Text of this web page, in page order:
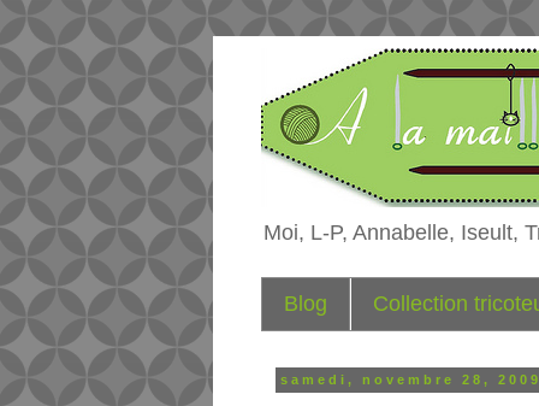
Moi, L-P, Annabelle, Iseult,
Blog Collection
samedi, novembre 28,